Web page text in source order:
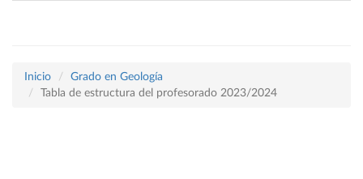
Inicio
Grado en Geología
Tabla de estructura del profesorado 2023/2024